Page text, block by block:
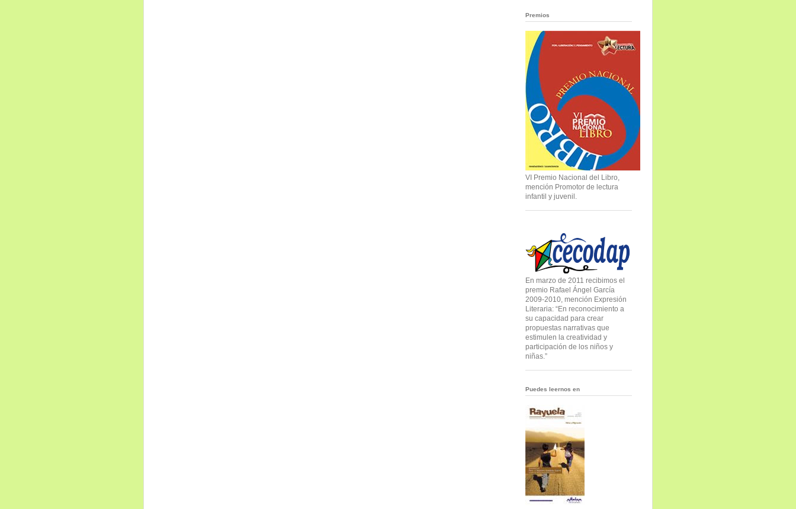
Premios
VI Premio Nacional del Libro,
mención Promotor de lectura
infantil y juvenil.
En marzo de 2011 recibimos el
premio Rafael Ángel García
2009-2010, mención Expresión
Literaria: “En reconocimiento a
su capacidad para crear
propuestas narrativas que
estimulen la creatividad y
participación de los niños y
niñas.”
Puedes leernos en